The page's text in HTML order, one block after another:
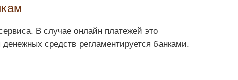
В случае онлайн платежей это
средств регламентируется банками.